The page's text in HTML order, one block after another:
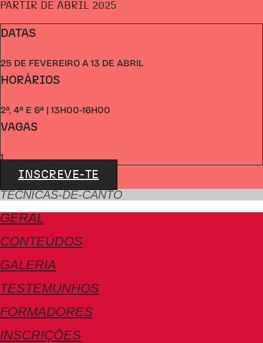
PARTIR DE ABRIL 2025
DATAS
25 DE FEVEREIRO A 13 DE ABRIL
HORÁRIOS
2ª, 4ª E 6ª | 13H00-16H00
VAGAS
1
INSCREVE-TE
TECNICAS-DE-CANTO
GERAL
CONTEÚDOS
GALERIA
TESTEMUNHOS
FORMADORES
INSCRIÇÕES